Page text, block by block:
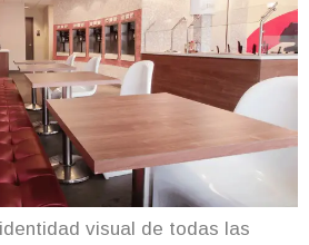
visual de todas las